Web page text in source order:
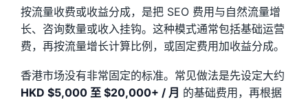
按流量收费或收益分成，是把 SEO 费用与自然流量增
长、咨询数量或收入挂钩。这种模式通常包括基础运营
费，再按流量增长计算比例，或固定费用加收益分成。
香港市场没有非常固定的标准。常见做法是先设定大约
HKD $5,000 至 $20,000+ / 月 的基础费用，再根据